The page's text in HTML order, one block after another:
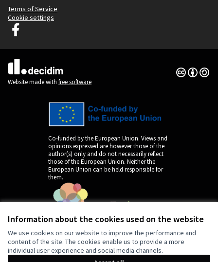
Information about the cookies used on the website
We use cookies on our website to improve the performance and
content of the site. The cookies enable us to provide a more
individual user experience and social media channels.
Terms of Service
Cookie settings
Decidim Ljubljana at Facebook
(External link)
Website made with free software
Creative
(External
Co-funded by the European Union. Views and
opinions expressed are however those of the
author(s) only and do not necessarily reflect
those of the European Union. Neither the
European Union can be held responsible for
them.